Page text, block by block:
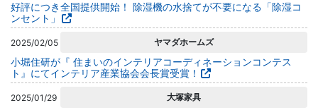
好評につき全国提供開始！ 除湿機の水捨てが不要になる「除湿コ
ンセント」
2025/02/05 ヤマダホームズ
小堀住研が『 住まいのインテリアコーディネーションコンテス
ト』にてインテリア産業協会会長賞受賞！
2025/01/29 大塚家具